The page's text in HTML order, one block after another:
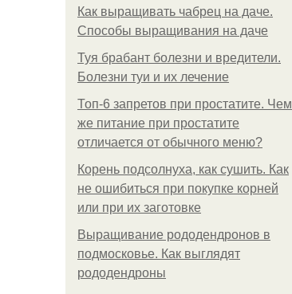
Как выращивать чабрец на даче.
Способы выращивания на даче
Туя брабант болезни и вредители.
Болезни туи и их лечение
Топ-6 запретов при простатите. Чем
же питание при простатите
отличается от обычного меню?
Корень подсолнуха, как сушить. Как
не ошибиться при покупке корней
или при их заготовке
Выращивание рододендронов в
подмосковье. Как выглядят
рододендроны